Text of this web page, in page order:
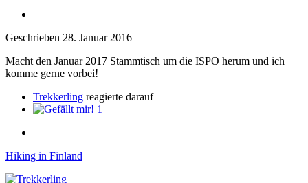
Geschrieben 28. Januar 2016
Macht den Januar 2017 Stammtisch um die ISPO herum und ich
komme gerne vorbei!
Trekkerling reagierte darauf
1
Hiking in Finland